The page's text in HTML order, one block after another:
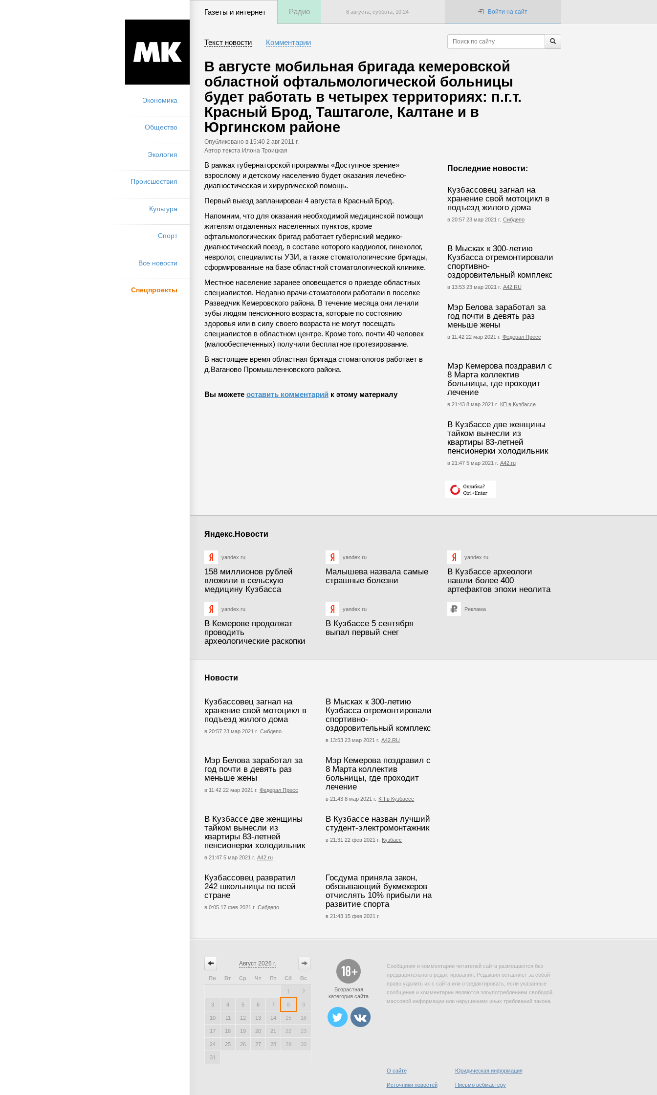
Экономика
Общество
Экология
Происшествия
Культура
Спорт
Все новости
Спецпроекты
Газеты и интернет Радио 8 августа, суббота, 10:24 Войти на сайт
Текст новости Комментарии
В августе мобильная бригада кемеровской
областной офтальмологической больницы
будет работать в четырех территориях: п.г.т.
Красный Брод, Таштаголе, Калтане и в
Юргинском районе
Опубликовано в 15:40 2 авг 2011 г.
Автор текста Илона Троицкая
Последние новости:
Кузбассовец загнал на
хранение свой мотоцикл в
подъезд жилого дома
в 20:57 23 мар 2021 г. Сибдепо
В Мысках к 300-летию
Кузбасса отремонтировали
спортивно-
оздоровительный комплекс
в 13:53 23 мар 2021 г. А42.RU
Мэр Белова заработал за
год почти в девять раз
меньше жены
в 11:42 22 мар 2021 г. Федерал Пресс
Мэр Кемерова поздравил с
8 Марта коллектив
больницы, где проходит
лечение
в 21:43 8 мар 2021 г. КП в Кузбассе
В Кузбассе две женщины
тайком вынесли из
квартиры 83-летней
пенсионерки холодильник
в 21:47 5 мар 2021 г. А42.ru
В рамках губернаторской программы «Доступное зрение»
взрослому и детскому населению будет оказания лечебно-
диагностическая и хирургической помощь.
Первый выезд запланирован 4 августа в Красный Брод.
Напомним, что для оказания необходимой медицинской помощи
жителям отдаленных населенных пунктов, кроме
офтальмологических бригад работает губернский медико-
диагностический поезд, в составе которого кардиолог, гинеколог,
невролог, специалисты УЗИ, а также стоматологические бригады,
сформированные на базе областной стоматологической клинике.
Местное население заранее оповещается о приезде областных
специалистов. Недавно врачи-стоматологи работали в поселке
Разведчик Кемеровского района. В течение месяца они лечили
зубы людям пенсионного возраста, которые по состоянию
здоровья или в силу своего возраста не могут посещать
специалистов в областном центре. Кроме того, почти 40 человек
(малообеспеченных) получили бесплатное протезирование.
В настоящее время областная бригада стоматологов работает в
д.Ваганово Промышленновского района.
Вы можете оставить комментарий к этому материалу
Яндекс.Новости
yandex.ru
158 миллионов рублей
вложили в сельскую
медицину Кузбасса
yandex.ru
Малышева назвала самые
страшные болезни
yandex.ru
В Кузбассе археологи
нашли более 400
артефактов эпохи неолита
yandex.ru
В Кемерове продолжат
проводить
археологические раскопки
yandex.ru
В Кузбассе 5 сентября
выпал первый снег
Реклама
Новости
Кузбассовец загнал на
хранение свой мотоцикл в
подъезд жилого дома
в 20:57 23 мар 2021 г. Сибдепо
В Мысках к 300-летию
Кузбасса отремонтировали
спортивно-
оздоровительный комплекс
в 13:53 23 мар 2021 г. А42.RU
Мэр Белова заработал за
год почти в девять раз
меньше жены
в 11:42 22 мар 2021 г. Федерал Пресс
Мэр Кемерова поздравил с
8 Марта коллектив
больницы, где проходит
лечение
в 21:43 8 мар 2021 г. КП в Кузбассе
В Кузбассе две женщины
тайком вынесли из
квартиры 83-летней
пенсионерки холодильник
в 21:47 5 мар 2021 г. А42.ru
В Кузбассе назван лучший
студент-электромонтажник
в 21:31 22 фев 2021 г. Кузбасс
Кузбассовец развратил
242 школьницы по всей
стране
в 0:05 17 фев 2021 г. Сибдепо
Госдума приняла закон,
обязывающий букмекеров
отчислять 10% прибыли на
развитие спорта
в 21:43 15 фев 2021 г.
Август 2026 г.
Пн Вт Ср Чт Пт Сб Вс
1 2
3 4 5 6 7 8 9
10 11 12 13 14 15 16
17 18 19 20 21 22 23
24 25 26 27 28 29 30
31
Возрастная
категория сайта
Сообщения и комментарии читателей сайта размещаются без
предварительного редактирования. Редакция оставляет за собой
право удалить их с сайта или отредактировать, если указанные
сообщения и комментарии являются злоупотреблением свободой
массовой информации или нарушением иных требований закона.
О сайте Юридическая информация
Источники новостей Письмо вебмастеру